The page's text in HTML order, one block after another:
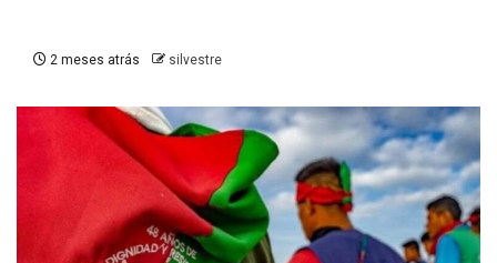
2 meses atrás silvestre